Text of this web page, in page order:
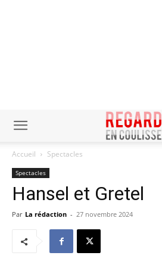
Accueil Spectacles
Spectacles
Hansel et Gretel
Par La rédaction - 27 novembre 2024